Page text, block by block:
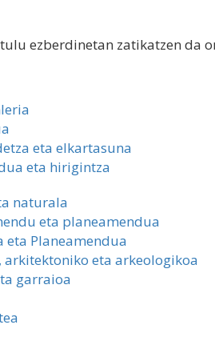
ezberdinetan zatikatzen da
eta elkartasuna
eta hirigintza
naturala
eta planeamendua
Planeamendua
eta arkeologikoa
garraioa